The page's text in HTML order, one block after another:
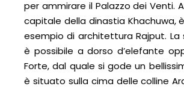
per ammirare il Palazzo dei Venti.
capitale della dinastia Khachuwa,
esempio di architettura Rajput. La
è possibile a dorso d’elefante
Forte, dal quale si gode un
è situato sulla cima delle colline